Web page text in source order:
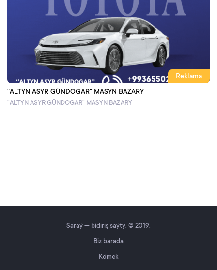
Reklama
"ALTYN ASYR GÜNDOGAR" MASYN BAZARY
"ALTYN ASYR GÜNDOGAR" MASYN BAZARY
Saraý — bidiriş saýty. © 2019.
Biz barada
Kömek